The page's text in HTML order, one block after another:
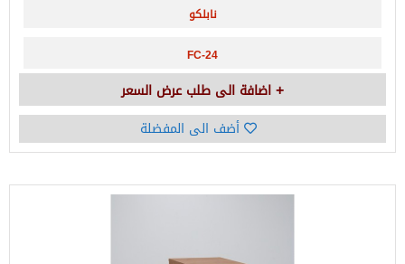
نابلكو
FC-24
اضافة الى طلب عرض السعر
أضف الى المفضلة